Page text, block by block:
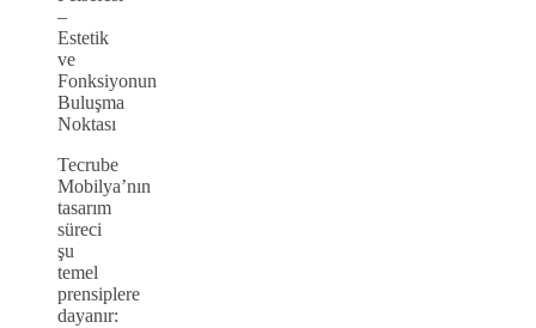
–
Estetik
ve
Fonksiyonun
Buluşma
Noktası
Tecrube
Mobilya’nın
tasarım
süreci
şu
temel
prensiplere
dayanır: